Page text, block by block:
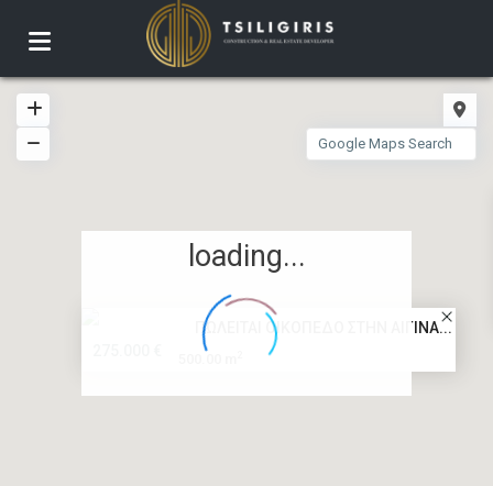
ΠΩΛΕΙΤΑΙ ΟΙΚΟΠΕΔΟ ΣΤΗΝ ΑΙΓΙΝΑ...
loading...